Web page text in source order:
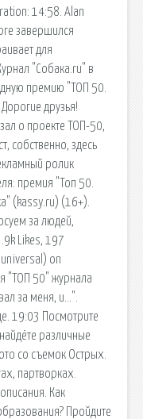
14:58. Alan
завершился
для
"Собака.ru" в
премию "ТОП 50.
друзья!
о проекте ТОП-50,
собственно, здесь
ролик
премия "Топ 50.
(kassy.ru) (16+).
за людей,
Likes, 197
on
"ТОП 50" журнала
за меня, и…".
19:03 Посмотрите
различные
со съемок Острых.
партворках.
Как
Пройдите